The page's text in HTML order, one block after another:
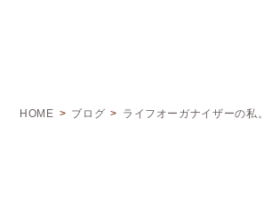
HOME ブログ ライフオーガナイザーの私。